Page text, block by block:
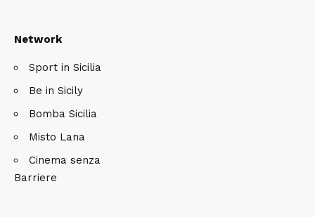
Network
Sport in Sicilia
Be in Sicily
Bomba Sicilia
Misto Lana
Cinema senza
Barriere